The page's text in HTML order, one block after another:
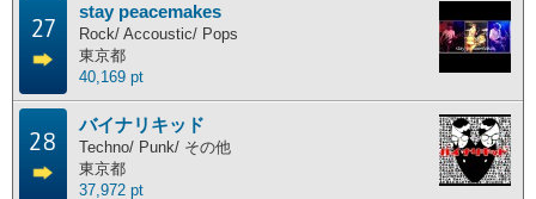
27
stay peacemakes
Rock/ Accoustic/ Pops
東京都
40,169 pt
28
バイナリキッド
Techno/ Punk/ その他
東京都
37,972 pt